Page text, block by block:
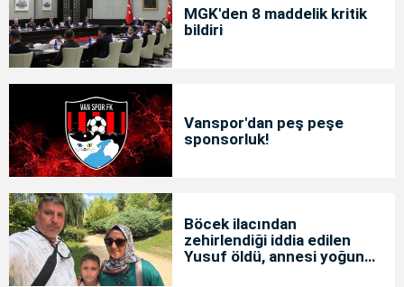
MGK'den 8 maddelik kritik
bildiri
Vanspor'dan peş peşe
sponsorluk!
Böcek ilacından
zehirlendiği iddia edilen
Yusuf öldü, annesi yoğun